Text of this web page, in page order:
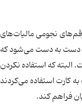
رقم‌های نجومی مالیات‌های
دست به دست می‌شود که
که استفاده نکردن
کارت استفاده می‌کردند
فراهم کند.